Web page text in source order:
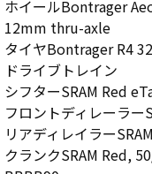
ホイールBontrager
12mm thru-axle
タイヤBontrager R4
ドライブトレイン
シフターSRAM Red
フロントディレーラ
リアディレイラー
クランクSRAM Red,